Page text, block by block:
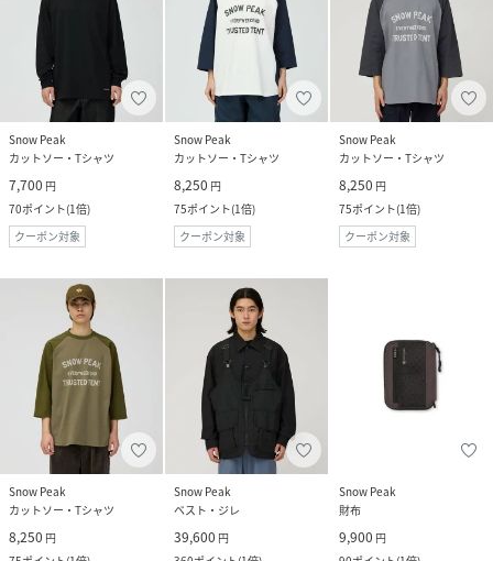
Snow Peak
カットソー・Tシャツ
7,700 円
70ポイント(1倍)
クーポン対象
Snow Peak
カットソー・Tシャツ
8,250 円
75ポイント(1倍)
クーポン対象
Snow Peak
カットソー・Tシャツ
8,250 円
75ポイント(1倍)
クーポン対象
Snow Peak
カットソー・Tシャツ
8,250 円
Snow Peak
ベスト・ジレ
39,600 円
Snow Peak
財布
9,900 円